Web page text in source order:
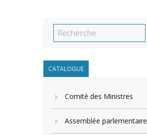
CATALOGUE
Comité des Ministres
Assemblée parlementaire